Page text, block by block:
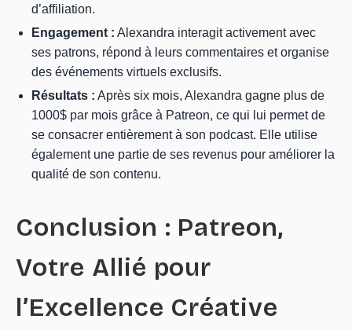
d’affiliation.
Engagement : Alexandra interagit activement avec
ses patrons, répond à leurs commentaires et organise
des événements virtuels exclusifs.
Résultats : Après six mois, Alexandra gagne plus de
1000$ par mois grâce à Patreon, ce qui lui permet de
se consacrer entièrement à son podcast. Elle utilise
également une partie de ses revenus pour améliorer la
qualité de son contenu.
Conclusion : Patreon,
Votre Allié pour
l’Excellence Créative